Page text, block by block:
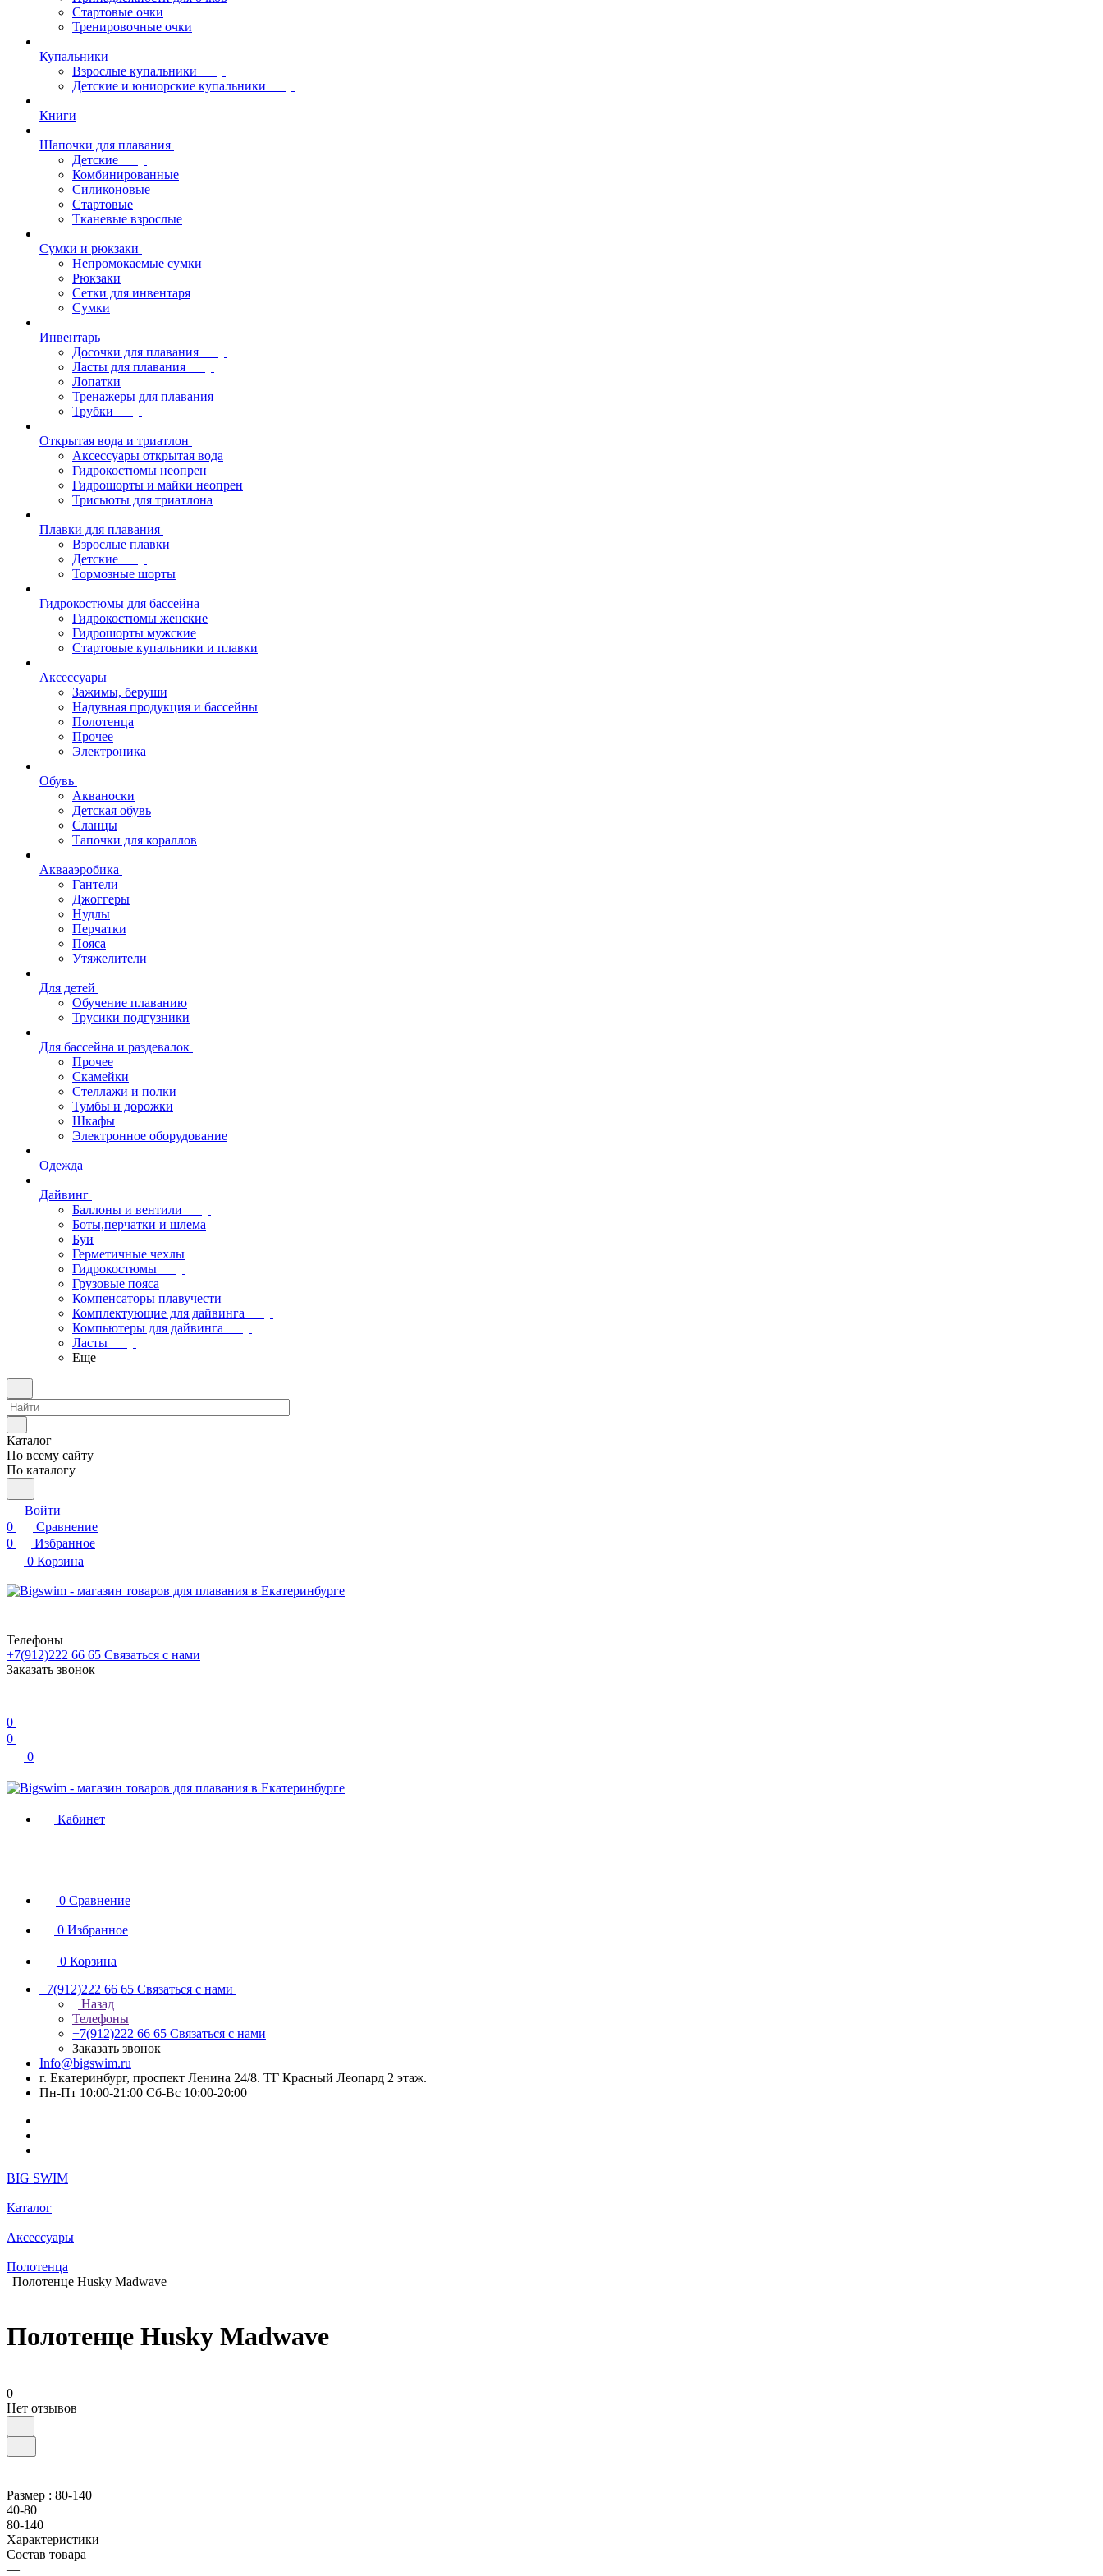
Стартовые очки
Тренировочные очки
Купальники
Взрослые купальники
Детские и юниорские купальники
Книги
Шапочки для плавания
Детские
Комбинированные
Силиконовые
Стартовые
Тканевые взрослые
Сумки и рюкзаки
Непромокаемые сумки
Рюкзаки
Сетки для инвентаря
Сумки
Инвентарь
Досочки для плавания
Ласты для плавания
Лопатки
Тренажеры для плавания
Трубки
Открытая вода и триатлон
Аксессуары открытая вода
Гидрокостюмы неопрен
Гидрошорты и майки неопрен
Трисьюты для триатлона
Плавки для плавания
Взрослые плавки
Детские
Тормозные шорты
Гидрокостюмы для бассейна
Гидрокостюмы женские
Гидрошорты мужские
Стартовые купальники и плавки
Аксессуары
Зажимы, беруши
Надувная продукция и бассейны
Полотенца
Прочее
Электроника
Обувь
Акваноски
Детская обувь
Сланцы
Тапочки для кораллов
Аквааэробика
Гантели
Джоггеры
Нудлы
Перчатки
Пояса
Утяжелители
Для детей
Обучение плаванию
Трусики подгузники
Для бассейна и раздевалок
Прочее
Скамейки
Стеллажи и полки
Тумбы и дорожки
Шкафы
Электронное оборудование
Одежда
Дайвинг
Баллоны и вентили
Боты,перчатки и шлема
Буи
Герметичные чехлы
Гидрокостюмы
Грузовые пояса
Компенсаторы плавучести
Комплектующие для дайвинга
Компьютеры для дайвинга
Ласты
Еще
Каталог
По всему сайту
По каталогу
Войти
0
Сравнение
0
Избранное
0 Корзина
Телефоны
+7(912)222 66 65 Связаться с нами
Заказать звонок
0
0
0
Кабинет
0 Сравнение
0 Избранное
0 Корзина
+7(912)222 66 65 Связаться с нами
Назад
Телефоны
+7(912)222 66 65 Связаться с нами
Заказать звонок
Info@bigswim.ru
г. Екатеринбург, проспект Ленина 24/8. ТГ Красный Леопард 2 этаж.
Пн-Пт 10:00-21:00 Сб-Вс 10:00-20:00
BIG SWIM
Каталог
Аксессуары
Полотенца
Полотенце Husky Madwave
Полотенце Husky Madwave
0
Нет отзывов
Размер : 80-140
40-80
80-140
Характеристики
Состав товара
—